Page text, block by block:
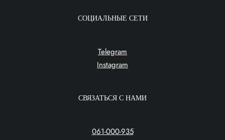
СОЦИАЛЬНЫЕ СЕТИ
Telegram
Instagram
СВЯЗАТЬСЯ С НАМИ
061-000-935